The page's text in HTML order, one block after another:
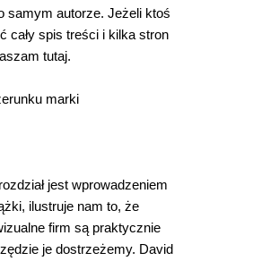
samym autorze. Jeżeli ktoś
cały spis treści i kilka stron
tutaj.
marki
jest wprowadzeniem
ilustruje nam to, że
firm są praktycznie
je dostrzeżemy. David